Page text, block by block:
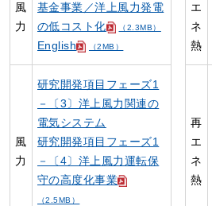
風
力
基金事業／洋上風力発電
の低コスト化
（2.3MB）
English （2MB）
エ
ネ
熱
風
力
研究開発項目フェーズ1
－〔3〕洋上風力関連の
電気システム
研究開発項目フェーズ1
－〔4〕洋上風力運転保
守の高度化事業
（2.5MB）
再
エ
ネ
熱